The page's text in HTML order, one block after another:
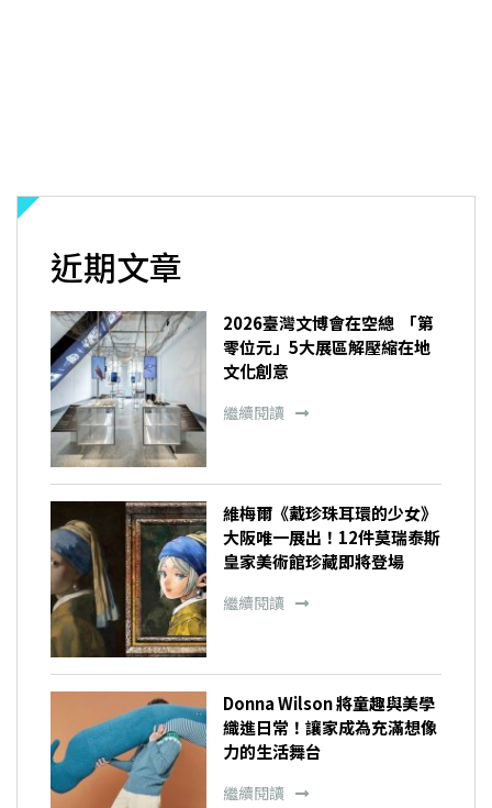
近期文章
2026臺灣文博會在空總 「第
零位元」5大展區解壓縮在地
文化創意
繼續閱讀
維梅爾《戴珍珠耳環的少女》
大阪唯一展出！12件莫瑞泰斯
皇家美術館珍藏即將登場
繼續閱讀
Donna Wilson 將童趣與美學
織進日常！讓家成為充滿想像
力的生活舞台
繼續閱讀